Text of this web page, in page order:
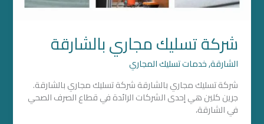
شركة تسليك مجاري بالشارقة
الشارقة,خدمات تسليك المجاري
شركة تسليك مجاري بالشارقة شركة تسليك مجاري بالشارقة.
جرين كلين هي إحدى الشركات الرائدة في قطاع الصرف الصحي
في الشارقة،